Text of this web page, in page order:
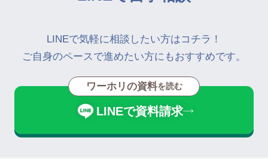
LINEで気軽に相談したい方はコチラ！
ご自身のペースで進めたい方にもおすすめです。
ワーホリの資料を読む
LINEで資料請求